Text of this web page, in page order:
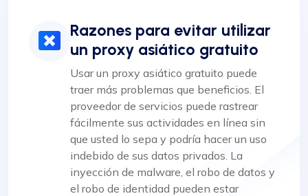
Razones para evitar utilizar
un proxy asiático gratuito
Usar un proxy asiático gratuito puede
traer más problemas que beneficios. El
proveedor de servicios puede rastrear
fácilmente sus actividades en línea sin
que usted lo sepa y podría hacer un uso
indebido de sus datos privados. La
inyección de malware, el robo de datos y
el robo de identidad pueden estar